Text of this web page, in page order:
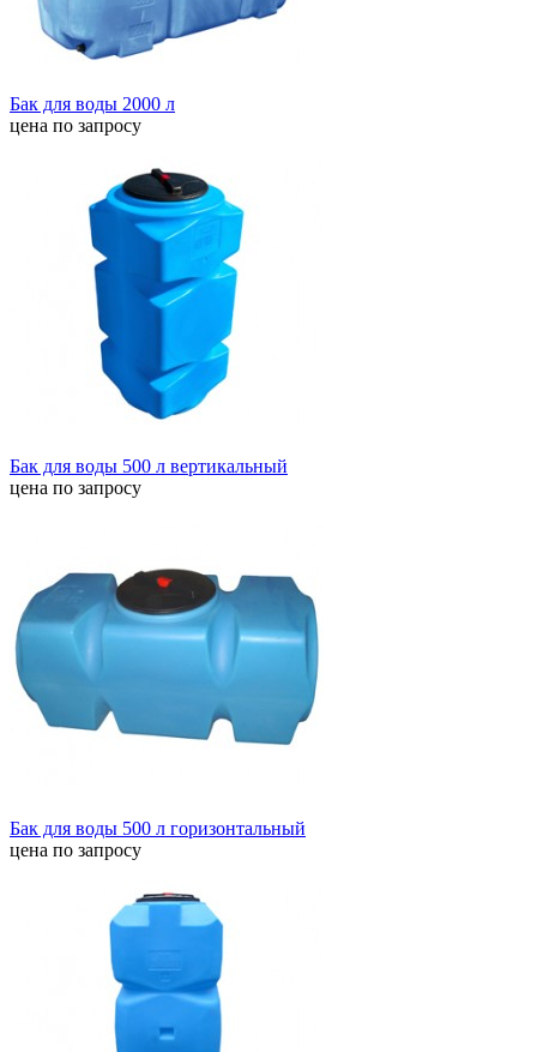
Бак для воды 2000 л
цена по запросу
Бак для воды 500 л вертикальный
цена по запросу
Бак для воды 500 л горизонтальный
цена по запросу